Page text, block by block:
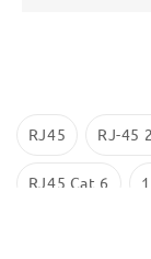
RJ45 RJ-45
RJ45 Cat 6